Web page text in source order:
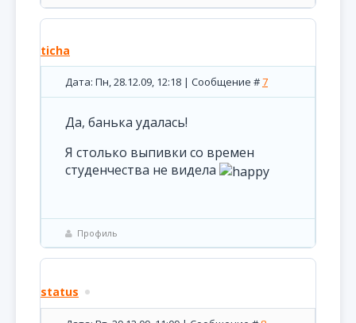
ticha
Дата: Пн, 28.12.09, 12:18 | Сообщение #7
Да, банька удалась!
Я столько выпивки со времен
студенчества не видела
Профиль
status